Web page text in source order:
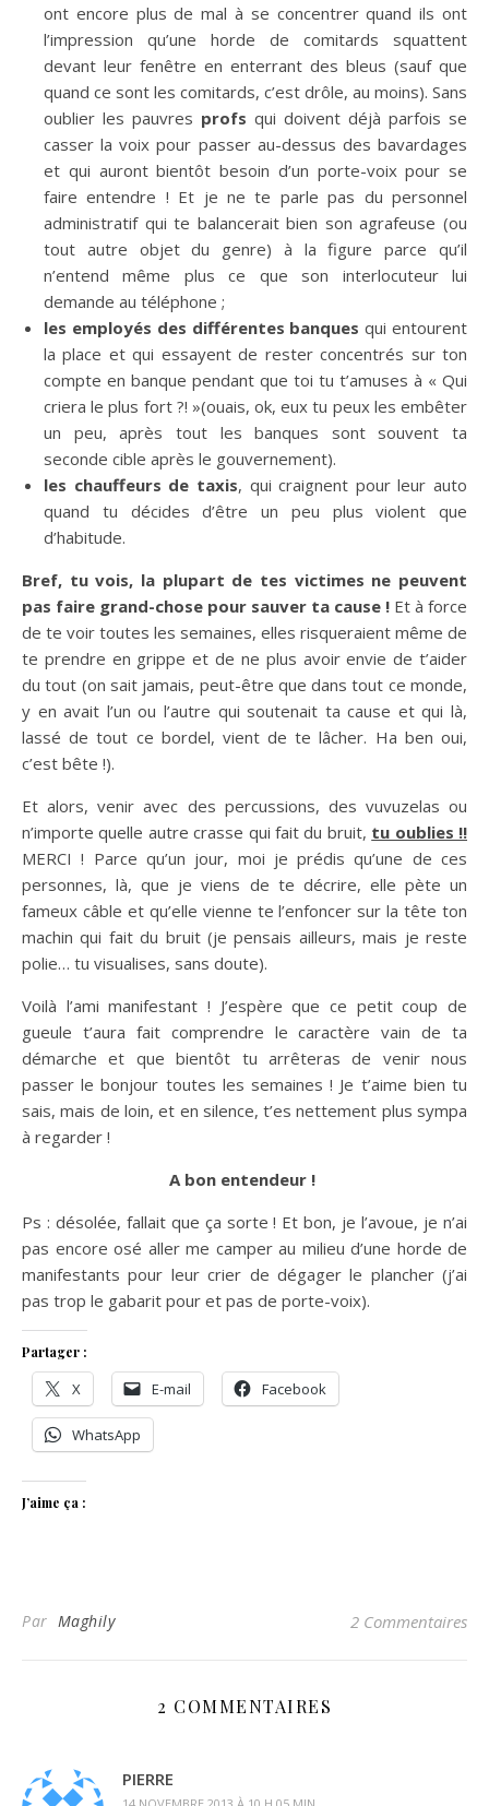
ont encore plus de mal à se concentrer quand ils ont
l’impression qu’une horde de comitards squattent
devant leur fenêtre en enterrant des bleus (sauf que
quand ce sont les comitards, c’est drôle, au moins). Sans
oublier les pauvres profs qui doivent déjà parfois se
casser la voix pour passer au-dessus des bavardages
et qui auront bientôt besoin d’un porte-voix pour se
faire entendre ! Et je ne te parle pas du personnel
administratif qui te balancerait bien son agrafeuse (ou
tout autre objet du genre) à la figure parce qu’il
n’entend même plus ce que son interlocuteur lui
demande au téléphone ;
les employés des différentes banques qui entourent
la place et qui essayent de rester concentrés sur ton
compte en banque pendant que toi tu t’amuses à « Qui
criera le plus fort ?! »(ouais, ok, eux tu peux les embêter
un peu, après tout les banques sont souvent ta
seconde cible après le gouvernement).
les chauffeurs de taxis, qui craignent pour leur auto
quand tu décides d’être un peu plus violent que
d’habitude.
Bref, tu vois, la plupart de tes victimes ne peuvent
pas faire grand-chose pour sauver ta cause ! Et à force
de te voir toutes les semaines, elles risqueraient même de
te prendre en grippe et de ne plus avoir envie de t’aider
du tout (on sait jamais, peut-être que dans tout ce monde,
y en avait l’un ou l’autre qui soutenait ta cause et qui là,
lassé de tout ce bordel, vient de te lâcher. Ha ben oui,
c’est bête !).
Et alors, venir avec des percussions, des vuvuzelas ou
n’importe quelle autre crasse qui fait du bruit, tu oublies !!
MERCI ! Parce qu’un jour, moi je prédis qu’une de ces
personnes, là, que je viens de te décrire, elle pète un
fameux câble et qu’elle vienne te l’enfoncer sur la tête ton
machin qui fait du bruit (je pensais ailleurs, mais je reste
polie… tu visualises, sans doute).
Voilà l’ami manifestant ! J’espère que ce petit coup de
gueule t’aura fait comprendre le caractère vain de ta
démarche et que bientôt tu arrêteras de venir nous
passer le bonjour toutes les semaines ! Je t’aime bien tu
sais, mais de loin, et en silence, t’es nettement plus sympa
à regarder !
A bon entendeur !
Ps : désolée, fallait que ça sorte ! Et bon, je l’avoue, je n’ai
pas encore osé aller me camper au milieu d’une horde de
manifestants pour leur crier de dégager le plancher (j’ai
pas trop le gabarit pour et pas de porte-voix).
Partager :
X E-mail Facebook
WhatsApp
J’aime ça :
Par Maghily 2 Commentaires
2 COMMENTAIRES
PIERRE